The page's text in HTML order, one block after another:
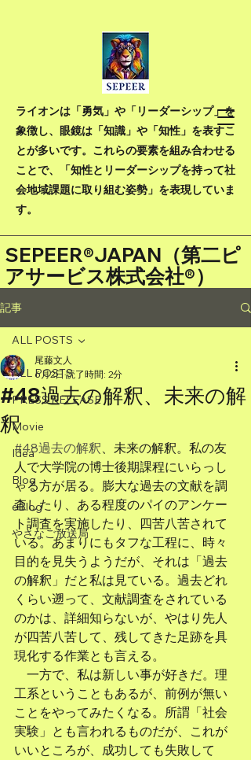
ライオンは「勇気」や「リーダーシップ」を
象徴し、眼鏡は「知識」や「知性」を表すこ
とが多いです。これらの要素を組み合わせる
ことで、「知性とリーダーシップを持って社
会地域課題に取り組む姿勢」を表現していま
す。
SEPEER®JAPAN（第二ピ
アサービス株式会社®）
記事
ALL POSTS
PRESS RELEASE
Movie
Idea
Blog
eBlog
やさなご放送局
ALL POSTS
#48過去の解釈、未来の解
釈
尾藤文人
6月2日 読了時間: 2分
#48過去の解釈、未来の解釈。私の友
人で大学院の博士後期課程にいらっし
ゃる方が居る。膨大な過去の文献を調
査したり、ある程度のパイのアンケー
ト調査を実施したり、四苦八苦されて
いる。あまりにもタフな工程に、時々
目的を見失うようだが、それは「過去
の解釈」だと私は見ている。過去どれ
くらい遡って、文献調査をされている
のかは、詳細知らないが、やはり先人
が四苦八苦して、残してきた足跡を具
現化する作業とも言える。
一方で、私は新しい事が好きだ。理
工系ということもあるが、前例が無い
ことをやってみたくなる。所謂「社会
実験」とも言われるものだが、これが
いいところが、成功しても失敗して